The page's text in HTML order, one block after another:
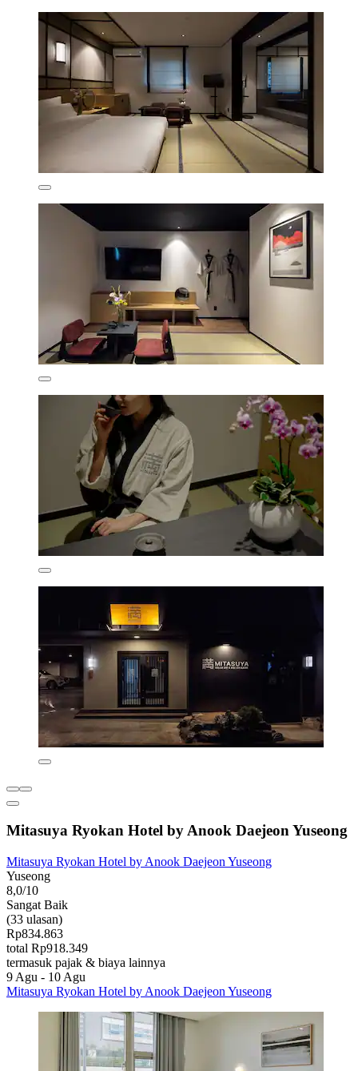
Mitasuya Ryokan Hotel by Anook Daejeon Yuseong
Mitasuya Ryokan Hotel by Anook Daejeon Yuseong
Yuseong
8,0/10
Sangat Baik
(33 ulasan)
Rp834.863
total Rp918.349
termasuk pajak & biaya lainnya
9 Agu - 10 Agu
Mitasuya Ryokan Hotel by Anook Daejeon Yuseong